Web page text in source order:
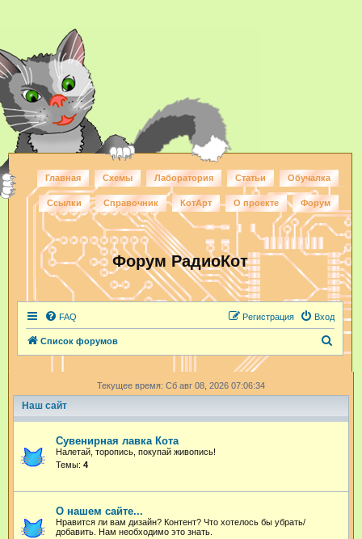
Главная Схемы Лаборатория Статьи Обучалка
Ссылки Справочник КотАрт О проекте Форум
Форум РадиоКот
FAQ Вход
Регистрация
Список форумов
с
Текущее время: Сб авг 08, 2026 07:06:34
Наш сайт
Сувенирная лавка Кота
Налетай, торопись, покупай живопись!
Темы: 4
О нашем сайте...
Нравится ли вам дизайн? Контент? Что хотелось бы убрать/
добавить. Нам необходимо это знать.